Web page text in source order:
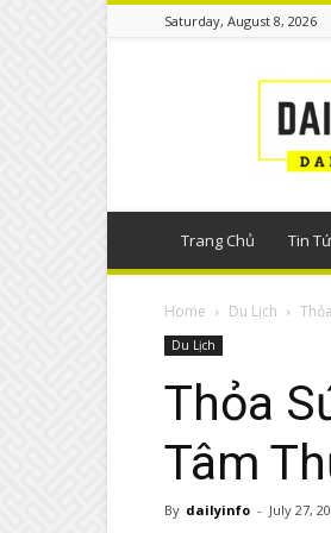
Saturday, August 8, 2026
thông
Trang Chủ Tin
Home Du Lịch
Du Lịch
Thỏa
Tâm
By dailyinfo - July 27,